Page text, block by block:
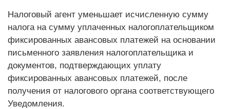
Налоговый агент уменьшает исчисленную сумму
налога на сумму уплаченных налогоплательщиком
фиксированных авансовых платежей на основании
письменного заявления налогоплательщика и
документов, подтверждающих уплату
фиксированных авансовых платежей, после
получения от налогового органа соответствующего
Уведомления.